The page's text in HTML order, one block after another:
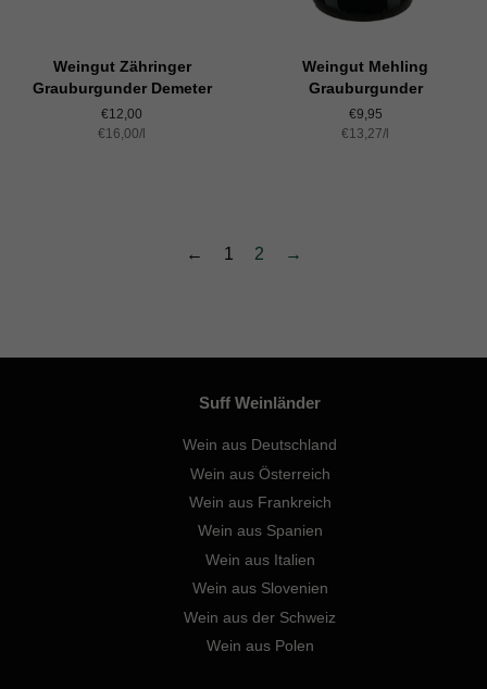
Weingut Zähringer
Grauburgunder Demeter
Normaler
Preis
€12,00
Einzelpreis
€16,00/
Weingut Mehling
Grauburgunder
Normaler
Preis
€9,95
Einzelpreis
€13,27/
← 1 2 →
Suff Weinländer
Wein aus Deutschland
Wein aus Österreich
Wein aus Frankreich
Wein aus Spanien
Wein aus Italien
Wein aus Slovenien
Wein aus der Schweiz
Wein aus Polen